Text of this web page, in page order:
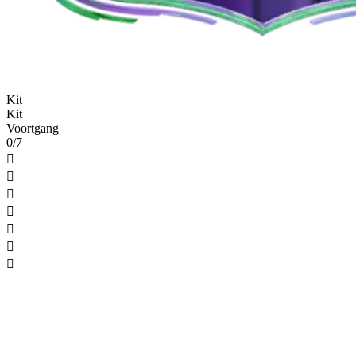
Kit
Kit
Voortgang
0/7






